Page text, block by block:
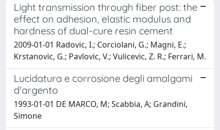
Light transmission through fiber post: the
effect on adhesion, elastic modulus and
hardness of dual-cure resin cement
2009-01-01 Radovic, I.; Corciolani, G.; Magni, E.;
Krstanovic, G.; Pavlovic, V.; Vulicevic, Z. R.; Ferrari, M.
Lucidatura e corrosione degli amalgami
d'argento
1993-01-01 DE MARCO, M; Scabbia, A; Grandini,
Simone